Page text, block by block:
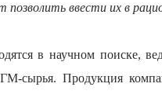
ввести их в
в научном поиске,
сырья. Продукция